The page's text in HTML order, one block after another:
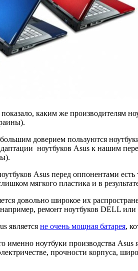
каким же производителям
доверием пользуются
ноутбуков Asus к нашим
Asus перед оппонентами есть
мягкого пластика и в
довольно широкое их
ремонт ноутбуков DELL
является не очень мощная батарея,
именно ноутбуки производства
прочности корпуса,